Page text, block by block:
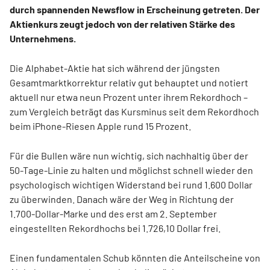
durch spannenden Newsflow in Erscheinung getreten. Der
Aktienkurs zeugt jedoch von der relativen Stärke des
Unternehmens.
Die Alphabet-Aktie hat sich während der jüngsten
Gesamtmarktkorrektur relativ gut behauptet und notiert
aktuell nur etwa neun Prozent unter ihrem Rekordhoch –
zum Vergleich beträgt das Kursminus seit dem Rekordhoch
beim iPhone-Riesen Apple rund 15 Prozent.
Für die Bullen wäre nun wichtig, sich nachhaltig über der
50-Tage-Linie zu halten und möglichst schnell wieder den
psychologisch wichtigen Widerstand bei rund 1.600 Dollar
zu überwinden. Danach wäre der Weg in Richtung der
1.700-Dollar-Marke und des erst am 2. September
eingestellten Rekordhochs bei 1.726,10 Dollar frei.
Einen fundamentalen Schub könnten die Anteilscheine von